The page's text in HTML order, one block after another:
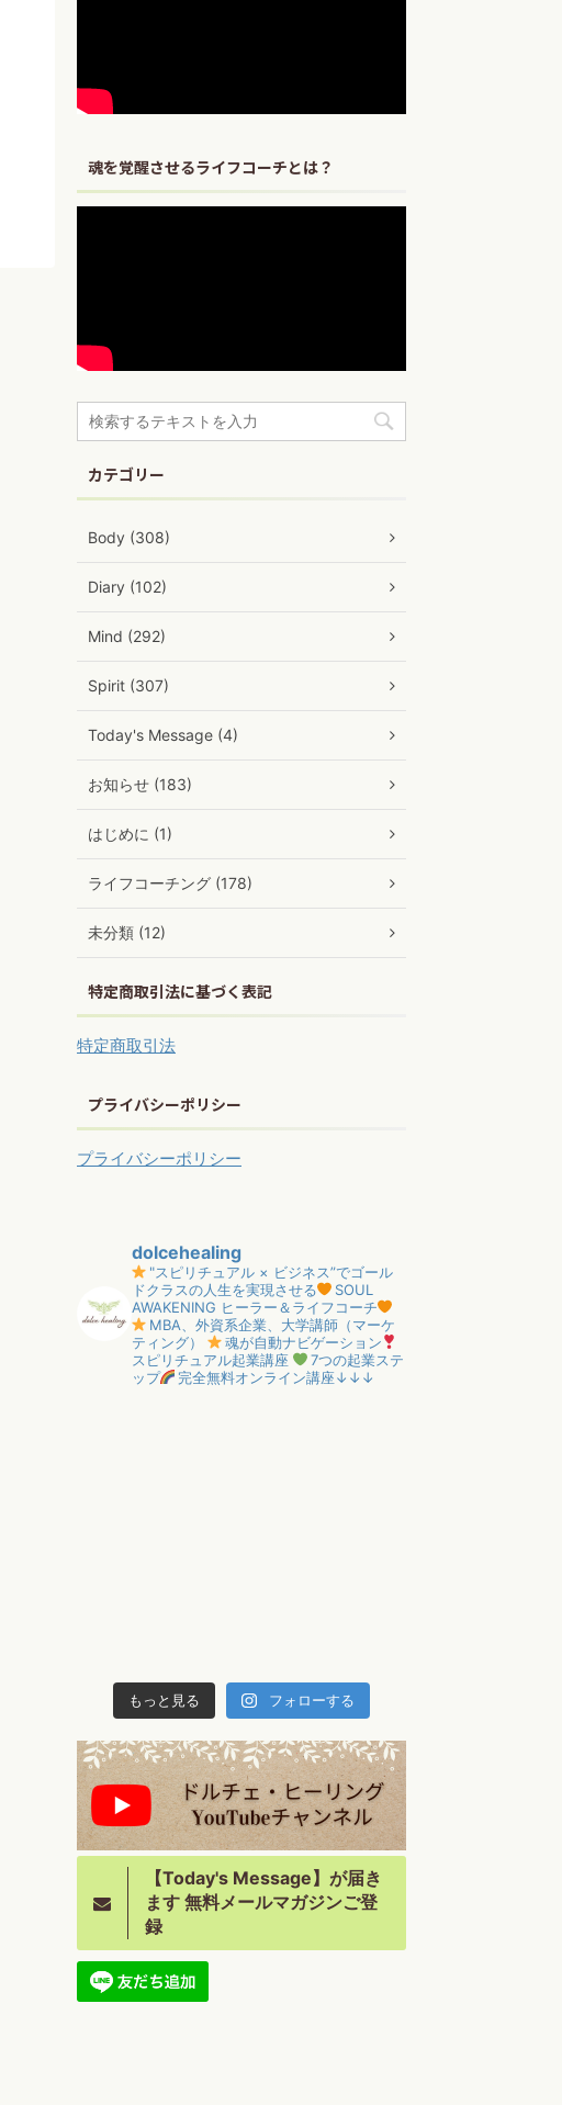
魂を覚醒させるライフコーチとは？
カテゴリー
Body (308)
Diary (102)
Mind (292)
Spirit (307)
Today's Message (4)
お知らせ (183)
はじめに (1)
ライフコーチング (178)
未分類 (12)
特定商取引法に基づく表記
特定商取引法
プライバシーポリシー
プライバシーポリシー
dolcehealing
"スピリチュアル × ビジネス”でゴール
ドクラスの人生を実現させる
SOUL
AWAKENING ヒーラー＆ライフコーチ
MBA、外資系企業、大学講師（マーケ
ティング）
魂が自動ナビゲーション
スピリチュアル起業講座
7つの起業ステ
ップ
完全無料オンライン講座↓↓↓
もっと見る フォローする
【Today's Message】が届き
ます 無料メールマガジンご登
録